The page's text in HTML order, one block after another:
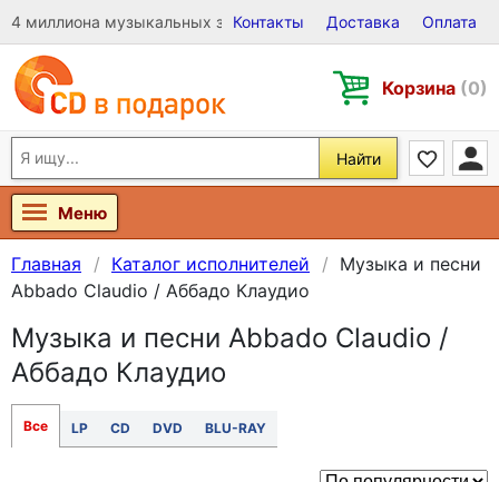
4 миллиона музыкальных записей на Виниле, CD и DVD
Контакты Доставка Оплата
Корзина (0)
Найти
Меню
Главная Каталог исполнителей
Музыка и песни
Abbado Claudio / Аббадо Клаудио
Музыка и песни Abbado Claudio /
Аббадо Клаудио
Все LP CD DVD BLU-RAY